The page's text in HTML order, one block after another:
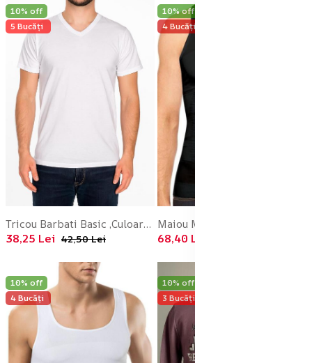
10% off
5 Bucăți
Tricou Barbati Basic ,Culoare Alb,Engros
38,25 Lei 42,50 Lei
10% off
4 Bucăți
68,40 Lei
10% off
4 Bucăți
10% off
3 Bucăți